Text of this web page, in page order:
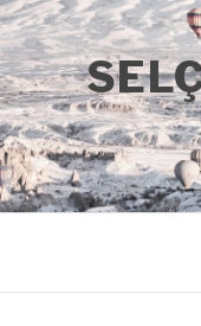
İçeriğe
atla